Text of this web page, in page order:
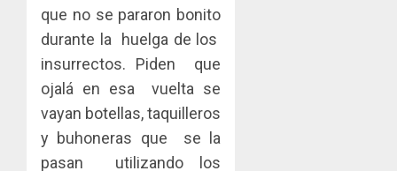
que no se pararon bonito
durante la huelga de los
insurrectos. Piden que
ojalá en esa vuelta se
vayan botellas, taquilleros
y buhoneras que se la
pasan utilizando los